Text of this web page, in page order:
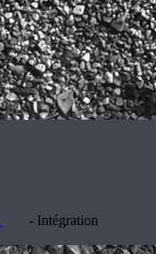
- Intégration